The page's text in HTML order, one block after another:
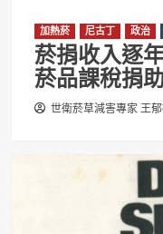
加熱菸 尼古丁 政治
菸捐收入逐
菸品課稅捐
世衛菸草減害專家 王